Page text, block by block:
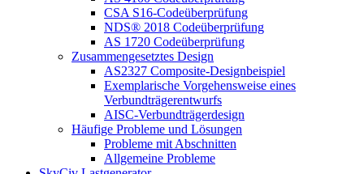
CSA S16-Codeüberprüfung
NDS® 2018 Codeüberprüfung
AS 1720 Codeüberprüfung
Zusammengesetztes Design
AS2327 Composite-Designbeispiel
Exemplarische Vorgehensweise eines
Verbundträgerentwurfs
AISC-Verbundträgerdesign
Häufige Probleme und Lösungen
Probleme mit Abschnitten
Allgemeine Probleme